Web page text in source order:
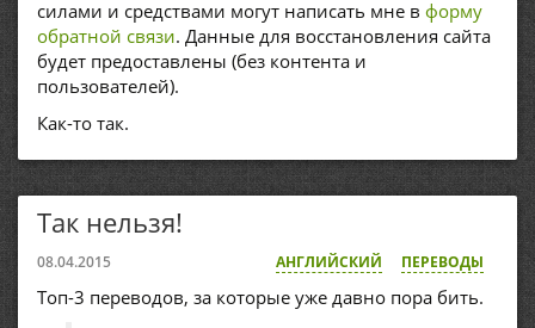
силами и средствами могут написать мне в форму
обратной связи. Данные для восстановления сайта
будет предоставлены (без контента и
пользователей).
Как-то так.
Так нельзя!
08.04.2015 АНГЛИЙСКИЙ ПЕРЕВОДЫ
Топ-3 переводов, за которые уже давно пора бить.